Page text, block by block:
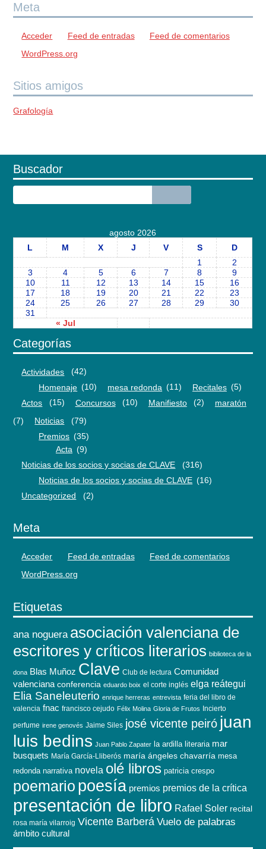
Meta
Acceder Feed de entradas
Feed de comentarios
WordPress.org
Sitios amigos
Grafología
Buscador
agosto 2026
L
M X J V S D
« Jul
1
2
3
4 5 6 7 8
9
10
11 12 13 14 15
16
17
18 19 20 21 22
23
24
25 26 27 28 29
30
31
Categorías
Actividades
(42)
Homenaje (10) mesa redonda (11) Recitales (5)
Actos
(15) Concursos (10) Manifiesto (2)
maratón
(7)
Noticias
(79)
Premios (35)
Acta (9)
Noticias de los socios y socias de CLAVE
(316)
Noticias de los socios y socias de CLAVE (16)
Uncategorized
(2)
Meta
Acceder Feed de entradas
Feed de comentarios
WordPress.org
Etiquetas
ana noguera asociación valenciana de
escritores y críticos literarios biblioteca de la
dona Blas Muñoz Clave Club de lectura Comunidad
valenciana conferencia eduardo boix el corte inglés elga reátegui
Elia Saneleuterio enrique herreras entrevista feria del libro de
valencia fnac francisco cejudo Félix Molina Gloria de Frutos
Incierto
perfume irene genovés Jaime Siles josé vicente peiró juan
luis bedins Juan Pablo Zapater la ardilla literaria mar
busquets María García-Lliberós maría ángeles chavarría mesa
redonda narrativa novela olé libros patricia crespo
poemario poesía premios premios de la crítica
presentación de libro Rafael Soler recital
rosa maría vilarroig Vicente Barberá Vuelo de palabras
ámbito cultural